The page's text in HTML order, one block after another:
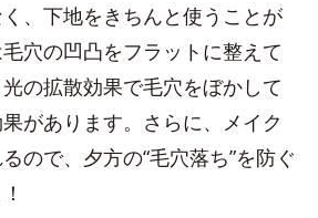
、下地をきちんと使うことが
穴の凹凸をフラットに整えて
の拡散効果で毛穴をぼかして
があります。さらに、メイク
ので、夕方の“毛穴落ち”を防ぐ